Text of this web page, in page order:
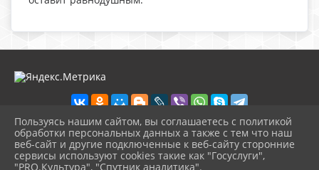
2026 г. nolinsk-museum.ru
Вход
Пользуясь нашим сайтом, вы соглашаетесь с политикой
обработки персональных данных а также с тем что наш
веб-сайт и другие подключенные к веб-сайту сторонние
сервисы используют cookies такие как "Госуслуги",
"PRO.Культура", "Спутник аналитика".